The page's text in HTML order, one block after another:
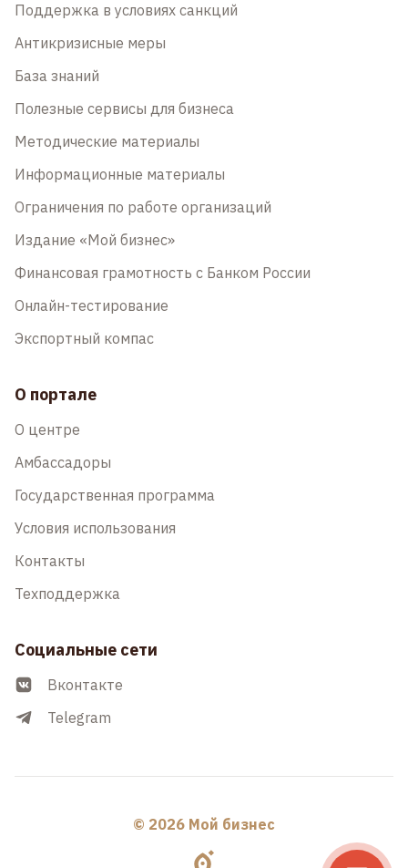
Поддержка в условиях санкций
Антикризисные меры
База знаний
Полезные сервисы для бизнеса
Методические материалы
Информационные материалы
Ограничения по работе организаций
Издание «Мой бизнес»
Финансовая грамотность с Банком России
Онлайн-тестирование
Экспортный компас
О портале
О центре
Амбассадоры
Государственная программа
Условия использования
Контакты
Техподдержка
Социальные сети
Вконтакте
Telegram
© 2026 Мой бизнес